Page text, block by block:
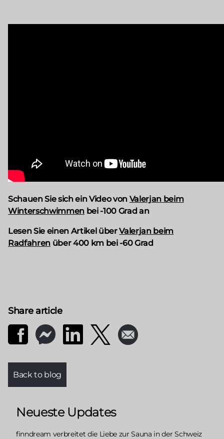
Schauen Sie sich ein Video von Valerjan beim
Winterschwimmen bei -100 Grad an
Lesen Sie einen Artikel überValerjan beim
Radfahren über 400 km bei -60 Grad
Share article
Back to blog
Neueste Updates
finndream verbreitet die Liebe zur Sauna in der Schweiz